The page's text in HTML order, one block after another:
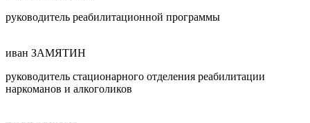
руководитель реабилитационной программы
иван ЗАМЯТИН
руководитель стационарного отделения реабилитации
наркоманов и алкоголиков